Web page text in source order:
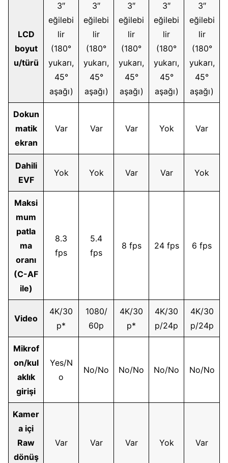
LCD
boyut
u/türü
3″
eğilebi
lir
(180°
yukarı,
45°
aşağı)
3″
eğilebi
lir
(180°
yukarı,
45°
aşağı)
3″
eğilebi
lir
(180°
yukarı,
45°
aşağı)
3″
eğilebi
lir
(180°
yukarı,
45°
aşağı)
3″
eğilebi
lir
(180°
yukarı,
45°
aşağı)
Dokun
matik
ekran
Var Var Var Yok Var
Dahili
EVF
Yok Yok Var Var Yok
Maksi
mum
patla
ma
oranı
(C-AF
ile)
8.3
fps
5.4
fps
8 fps 24 fps 6 fps
Video
4K/30
p*
1080/
60p
4K/30
p*
4K/30
p/24p
4K/30
p/24p
Mikrof
on/kul
aklık
girişi
Yes/N
o
No/No No/No No/No No/No
Kamer
a içi
Raw
dönüş
Var Var Var Yok Var